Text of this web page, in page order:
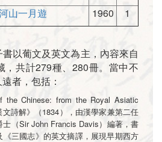
山一月遊 1960 1
以葡文及英文為主，內容來自
，共計279種、280冊。當中不
者，包括：
the Chinese: from the Royal Asiatic
詩解》（1834），由漢學家兼第二任
士（Sir John Francis Davis）編著，書
《三國志》的英文摘譯，展現早期西方